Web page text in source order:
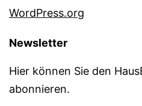
WordPress.org
Newsletter
Hier können Sie den
abonnieren.